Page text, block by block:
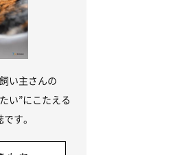
い主さんの
い”にこたえる
す。